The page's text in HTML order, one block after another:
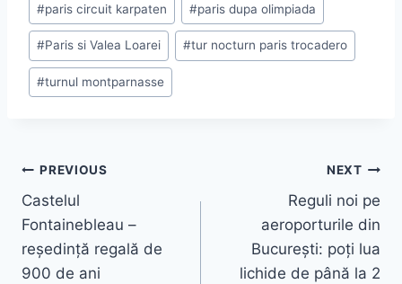
#paris circuit karpaten #paris dupa olimpiada
#Paris si Valea Loarei #tur nocturn paris trocadero
#turnul montparnasse
Navigare
în
articole
PREVIOUS
Castelul
Fontainebleau –
reședință regală de
900 de ani
NEXT
Reguli noi pe
aeroporturile din
București: poți lua
lichide de până la 2